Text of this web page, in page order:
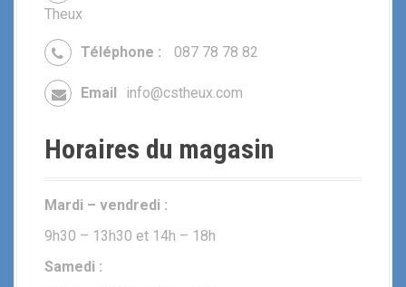
Theux
Téléphone : 087 78 78 82
Email info@cstheux.com
Horaires du magasin
Mardi – vendredi :
9h30 – 13h30 et 14h – 18h
Samedi :